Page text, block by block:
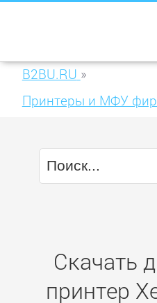
B2BU.RU »
Принтеры и МФУ
Скачать
принтер